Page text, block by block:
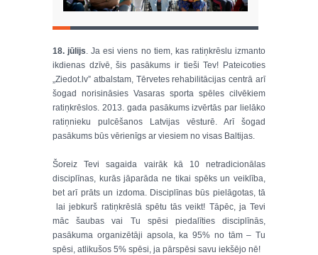
18. jūlijs. Ja esi viens no tiem, kas ratiņkrēslu izmanto
ikdienas dzīvē, šis pasākums ir tieši Tev! Pateicoties
„Ziedot.lv” atbalstam, Tērvetes rehabilitācijas centrā arī
šogad norisināsies Vasaras sporta spēles cilvēkiem
ratiņkrēslos. 2013. gada pasākums izvērtās par lielāko
ratiņnieku pulcēšanos Latvijas vēsturē. Arī šogad
pasākums būs vērienīgs ar viesiem no visas Baltijas.
Šoreiz Tevi sagaida vairāk kā 10 netradicionālas
disciplīnas, kurās jāparāda ne tikai spēks un veiklība,
bet arī prāts un izdoma. Disciplīnas būs pielāgotas, tā
lai jebkurš ratiņkrēslā spētu tās veikt! Tāpēc, ja Tevi
māc šaubas vai Tu spēsi piedalīties disciplīnās,
pasākuma organizētāji apsola, ka 95% no tām – Tu
spēsi, atlikušos 5% spēsi, ja pārspēsi savu iekšējo nē!